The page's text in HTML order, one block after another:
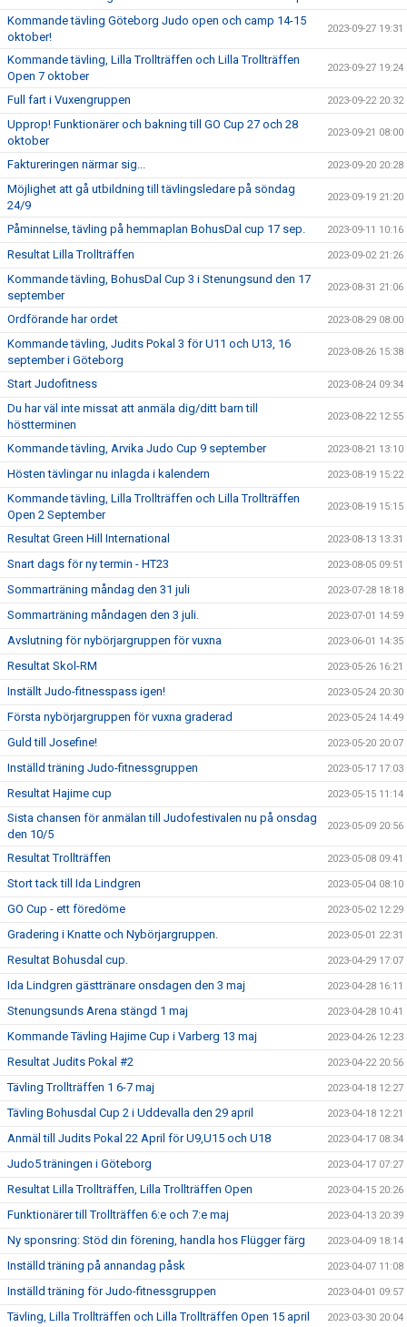
Kommande tävling Göteborg Judo open och camp 14-15
oktober!
2023-09-27 19:31
Kommande tävling, Lilla Trollträffen och Lilla Trollträffen
Open 7 oktober
2023-09-27 19:24
Full fart i Vuxengruppen 2023-09-22 20:32
Upprop! Funktionärer och bakning till GO Cup 27 och 28
oktober
2023-09-21 08:00
Faktureringen närmar sig... 2023-09-20 20:28
Möjlighet att gå utbildning till tävlingsledare på söndag
24/9
2023-09-19 21:20
Påminnelse, tävling på hemmaplan BohusDal cup 17 sep. 2023-09-11 10:16
Resultat Lilla Trollträffen 2023-09-02 21:26
Kommande tävling, BohusDal Cup 3 i Stenungsund den 17
september
2023-08-31 21:06
Ordförande har ordet 2023-08-29 08:00
Kommande tävling, Judits Pokal 3 för U11 och U13, 16
september i Göteborg
2023-08-26 15:38
Start Judofitness 2023-08-24 09:34
Du har väl inte missat att anmäla dig/ditt barn till
höstterminen
2023-08-22 12:55
Kommande tävling, Arvika Judo Cup 9 september 2023-08-21 13:10
Hösten tävlingar nu inlagda i kalendern 2023-08-19 15:22
Kommande tävling, Lilla Trollträffen och Lilla Trollträffen
Open 2 September
2023-08-19 15:15
Resultat Green Hill International 2023-08-13 13:31
Snart dags för ny termin - HT23 2023-08-05 09:51
Sommarträning måndag den 31 juli 2023-07-28 18:18
Sommarträning måndagen den 3 juli. 2023-07-01 14:59
Avslutning för nybörjargruppen för vuxna 2023-06-01 14:35
Resultat Skol-RM 2023-05-26 16:21
Inställt Judo-fitnesspass igen! 2023-05-24 20:30
Första nybörjargruppen för vuxna graderad 2023-05-24 14:49
Guld till Josefine! 2023-05-20 20:07
Inställd träning Judo-fitnessgruppen 2023-05-17 17:03
Resultat Hajime cup 2023-05-15 11:14
Sista chansen för anmälan till Judofestivalen nu på onsdag
den 10/5
2023-05-09 20:56
Resultat Trollträffen 2023-05-08 09:41
Stort tack till Ida Lindgren 2023-05-04 08:10
GO Cup - ett föredöme 2023-05-02 12:29
Gradering i Knatte och Nybörjargruppen. 2023-05-01 22:31
Resultat Bohusdal cup. 2023-04-29 17:07
Ida Lindgren gästtränare onsdagen den 3 maj 2023-04-28 16:11
Stenungsunds Arena stängd 1 maj 2023-04-28 10:41
Kommande Tävling Hajime Cup i Varberg 13 maj 2023-04-26 12:23
Resultat Judits Pokal #2 2023-04-22 20:56
Tävling Trollträffen 1 6-7 maj 2023-04-18 12:27
Tävling Bohusdal Cup 2 i Uddevalla den 29 april 2023-04-18 12:21
Anmäl till Judits Pokal 22 April för U9,U15 och U18 2023-04-17 08:34
Judo5 träningen i Göteborg 2023-04-17 07:27
Resultat Lilla Trollträffen, Lilla Trollträffen Open 2023-04-15 20:26
Funktionärer till Trollträffen 6:e och 7:e maj 2023-04-13 20:39
Ny sponsring: Stöd din förening, handla hos Flügger färg 2023-04-09 18:14
Inställd träning på annandag påsk 2023-04-07 11:08
Inställd träning för Judo-fitnessgruppen 2023-04-01 09:57
Tävling, Lilla Trollträffen och Lilla Trollträffen Open 15 april 2023-03-30 20:04